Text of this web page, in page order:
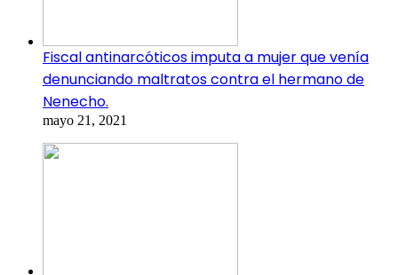
Fiscal antinarcóticos imputa a mujer que venía
denunciando maltratos contra el hermano de
Nenecho.
mayo 21, 2021